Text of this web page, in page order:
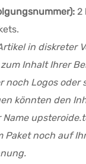
2
in diskreter
Inhalt Ihrer
noch Logos oder
könnten den
Name
Paket noch auf